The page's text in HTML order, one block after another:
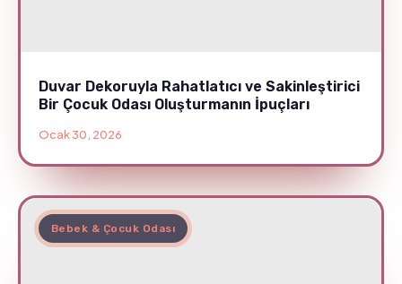
Duvar Dekoruyla Rahatlatıcı ve Sakinleştirici
Bir Çocuk Odası Oluşturmanın İpuçları
Ocak 30, 2026
Bebek & Çocuk Odası